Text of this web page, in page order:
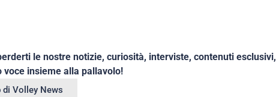
le nostre notizie, curiosità, interviste, contenuti esclusivi,
insieme alla pallavolo!
di Volley News